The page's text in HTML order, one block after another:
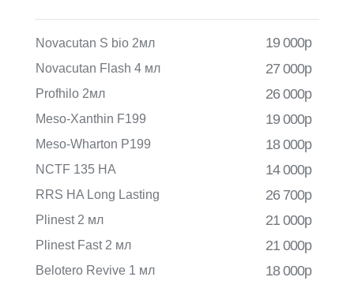
21 000р
21 000р
26 700р
14 000р
18 000р
19 000р
26 000р
27 000р
18 000р
19 000р
Novacutan S bio 2мл
Novacutan Flash 4 мл
Profhilo 2мл
Meso-Xanthin F199
Meso-Wharton P199
NCTF 135 HA
RRS HA Long Lasting
Plinest 2 мл
Plinest Fast 2 мл
Belotero Revive 1 мл